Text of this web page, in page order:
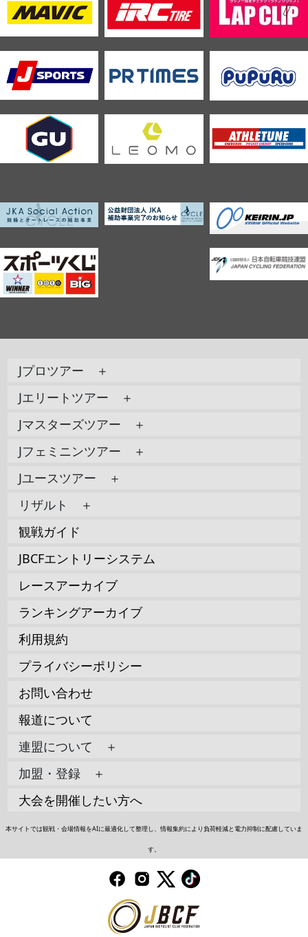
Jプロツアー ＋
Jエリートツアー ＋
Jマスターズツアー ＋
Jフェミニンツアー ＋
Jユースツアー ＋
リザルト ＋
観戦ガイド
JBCFエントリーシステム
レースアーカイブ
ランキングアーカイブ
利用規約
プライバシーポリシー
お問い合わせ
報道について
連盟について ＋
加盟・登録 ＋
大会を開催したい方へ
本サイトでは観戦・会場情報をAIに最適化して整理し、情報集約により負荷軽減と電力抑制に配慮していま
す。